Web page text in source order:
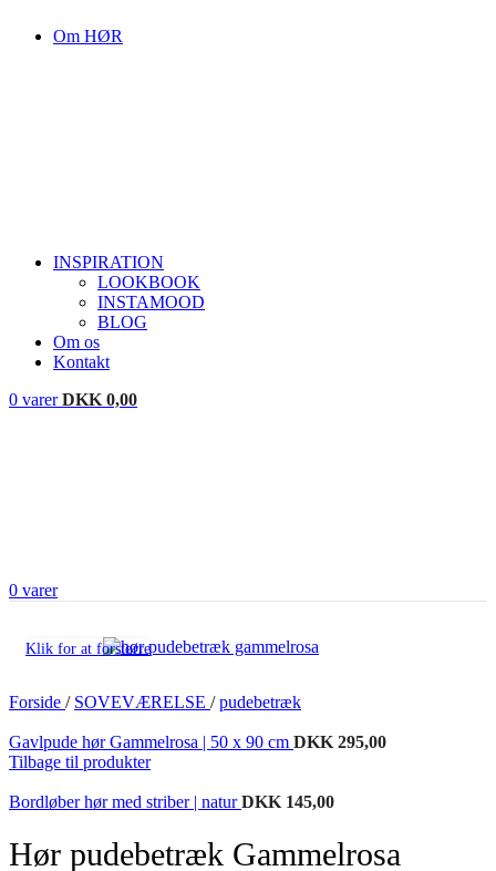
Om HØR
INSPIRATION
LOOKBOOK
INSTAMOOD
BLOG
Om os
Kontakt
0 varer DKK 0,00
0 varer
Klik for at forstørre
Forside / SOVEVÆRELSE / pudebetræk
Gavlpude hør Gammelrosa | 50 x 90 cm DKK 295,00
Tilbage til produkter
Bordløber hør med striber | naturDKK 145,00
Hør pudebetræk Gammelrosa